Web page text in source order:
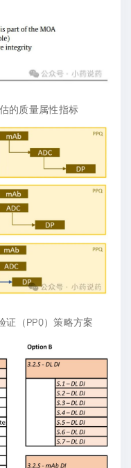
的质量属性指标
证（PPQ）策略方案